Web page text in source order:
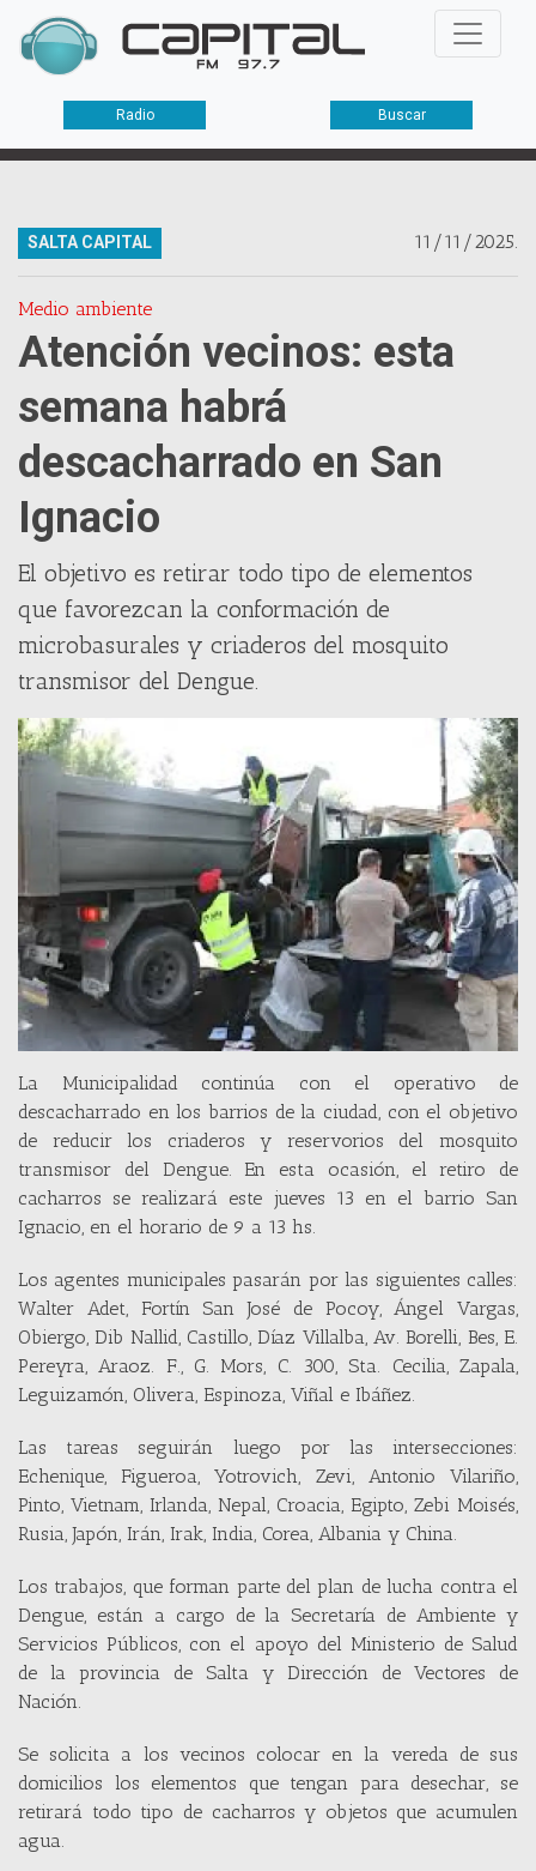
Radio Buscar
11/11/2025.
SALTA CAPITAL
Medio ambiente
Atención vecinos: esta
semana habrá
descacharrado en San
Ignacio
El objetivo es retirar todo tipo de elementos
que favorezcan la conformación de
microbasurales y criaderos del mosquito
transmisor del Dengue.
La Municipalidad continúa con el operativo de
descacharrado en los barrios de la ciudad, con el objetivo
de reducir los criaderos y reservorios del mosquito
transmisor del Dengue. En esta ocasión, el retiro de
cacharros se realizará este jueves 13 en el barrio San
Ignacio, en el horario de 9 a 13 hs.
Los agentes municipales pasarán por las siguientes calles:
Walter Adet, Fortín San José de Pocoy, Ángel Vargas,
Obiergo, Dib Nallid, Castillo, Díaz Villalba, Av. Borelli, Bes, E.
Pereyra, Araoz. F., G. Mors, C. 300, Sta. Cecilia, Zapala,
Leguizamón, Olivera, Espinoza, Viñal e Ibáñez.
Las tareas seguirán luego por las intersecciones:
Echenique, Figueroa, Yotrovich, Zevi, Antonio Vilariño,
Pinto, Vietnam, Irlanda, Nepal, Croacia, Egipto, Zebi Moisés,
Rusia, Japón, Irán, Irak, India, Corea, Albania y China.
Los trabajos, que forman parte del plan de lucha contra el
Dengue, están a cargo de la Secretaría de Ambiente y
Servicios Públicos, con el apoyo del Ministerio de Salud
de la provincia de Salta y Dirección de Vectores de
Nación.
Se solicita a los vecinos colocar en la vereda de sus
domicilios los elementos que tengan para desechar, se
retirará todo tipo de cacharros y objetos que acumulen
agua.